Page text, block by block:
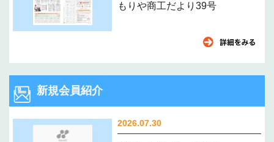
もりや商工だより39号
新規会員紹介
2026.07.30